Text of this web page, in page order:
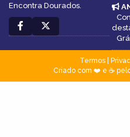
Encontra Dourados.
Termos|
Criado com ❤️ e ☕